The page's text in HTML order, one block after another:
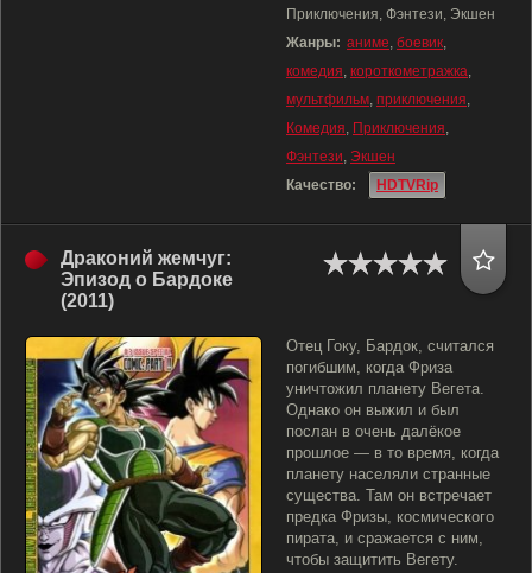
Приключения, Фэнтези, Экшен
Жанры: аниме, боевик,
комедия, короткометражка,
мультфильм, приключения,
Комедия, Приключения,
Фэнтези, Экшен
Качество:
HDTVRip
Драконий жемчуг:
Эпизод о Бардоке
(2011)
Отец Гоку, Бардок, считался
погибшим, когда Фриза
уничтожил планету Вегета.
Однако он выжил и был
послан в очень далёкое
прошлое — в то время, когда
планету населяли странные
существа. Там он встречает
предка Фризы, космического
пирата, и сражается с ним,
чтобы защитить Вегету.